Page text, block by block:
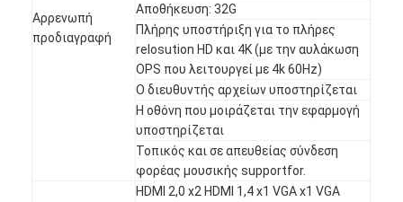
Προϊόντα
Σχετικά με εμάς
Γύρος εργοστασίων
Αρρενωπή
προδιαγραφή
Αποθήκευση: 32G
Πλήρης υποστήριξη για το πλήρες
relosution HD και 4K (με την αυλάκωση
OPS που λειτουργεί με 4k 60Hz)
Ο διευθυντής αρχείων υποστηρίζεται
Η οθόνη που μοιράζεται την εφαρμογή
υποστηρίζεται
Τοπικός και σε απευθείας σύνδεση
φορέας μουσικής supportfor.
HDMI 2,0 x2 HDMI 1,4 x1 VGA x1 VGA